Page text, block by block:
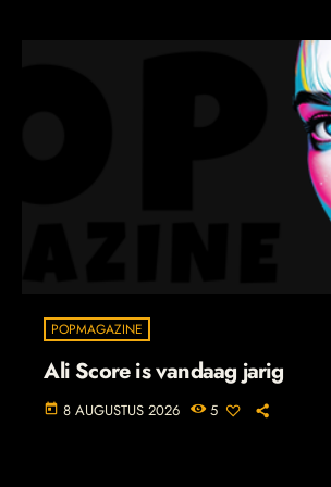
POPMAGAZINE
Ali Score is vandaag jarig
today 8 AUGUSTUS 2026 5